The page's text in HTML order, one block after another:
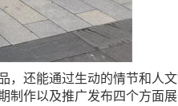
还能通过生动的情节和人
作以及推广发布四个方面